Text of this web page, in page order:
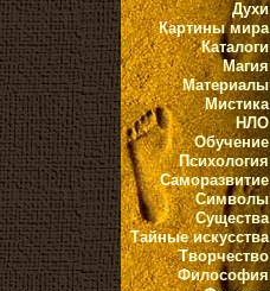
Духи
Картины мира
Каталоги
Магия
Материалы
Мистика
НЛО
Обучение
Психология
Саморазвитие
Символы
Существа
Тайные искусства
Творчество
Философия